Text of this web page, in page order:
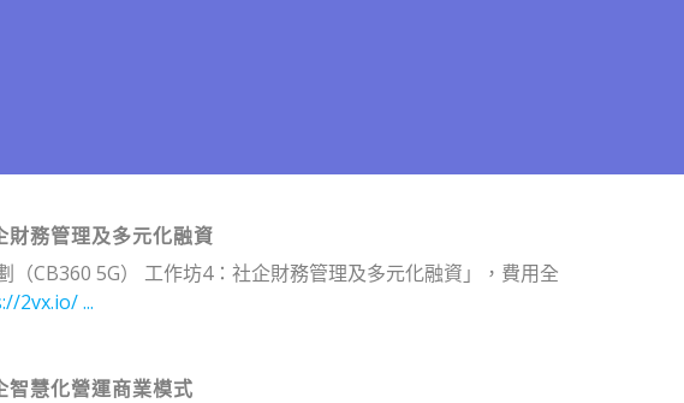
務管理及多元化融資
CB360 5G） 工作坊4：社企財務管理及多元化融資」，費用全
2vx.io/ ...
慧化營運商業模式